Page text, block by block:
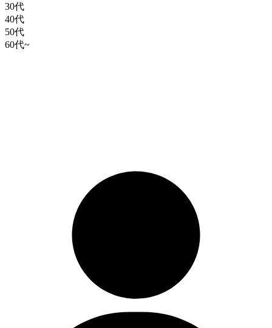
30代
40代
50代
60代~